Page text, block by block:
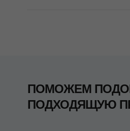
ПОМОЖЕМ
ПОДХОДЯЩУЮ